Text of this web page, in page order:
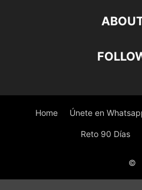
Home Únete en
Reto 90 Días
©